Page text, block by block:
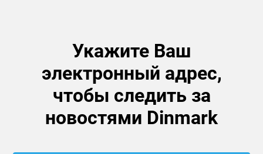
Укажите Ваш
электронный адрес,
чтобы следить за
новостями Dinmark